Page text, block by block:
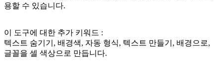
용할 수 있습니다.
이 도구에 대한 추가 키워드 :
텍스트 숨기기, 배경색, 자동 형식, 텍스트 만들기, 배경으로,
글꼴을 셀 색상으로 만듭니다.